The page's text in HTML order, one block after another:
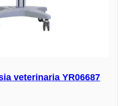
veterinaria YR06687